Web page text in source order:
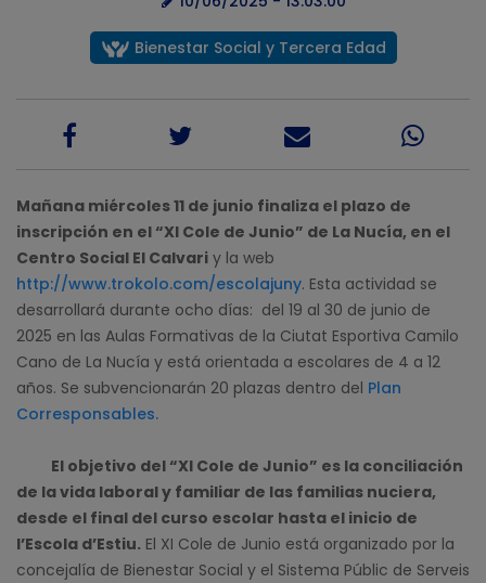
Bienestar Social y Tercera Edad
Mañana miércoles 11 de junio finaliza el plazo de
inscripción en el “XI Cole de Junio” de La Nucía, en el
Centro Social El Calvari y la web
http://www.trokolo.com/escolajuny. Esta actividad se
desarrollará durante ocho días: del 19 al 30 de junio de
2025 en las Aulas Formativas de la Ciutat Esportiva Camilo
Cano de La Nucía y está orientada a escolares de 4 a 12
años. Se subvencionarán 20 plazas dentro del Plan
Corresponsables.
El objetivo del “XI Cole de Junio” es la conciliación
de la vida laboral y familiar de las familias nuciera,
desde el final del curso escolar hasta el inicio de
l’Escola d’Estiu. El XI Cole de Junio está organizado por la
concejalía de Bienestar Social y el Sistema Públic de Serveis